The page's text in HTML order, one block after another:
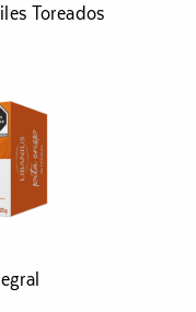
Toreados